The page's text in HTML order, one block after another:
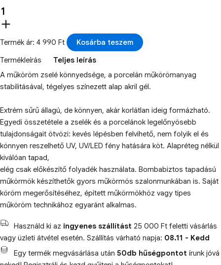
Termék ár: 4 990 Ft
Kosárba teszem
Termékleírás
Teljes leírás
A műköröm zselé könnyedsége, a porcelán műkörömanyag
stabilitásával, tégelyes színezett alap akril gél.
Extrém sűrű állagú, de könnyen, akár korlátlan ideig formázható.
Egyedi összetétele a zselék és a porcelánok legelőnyösebb
tulajdonságait ötvözi: kevés lépésben felvihető, nem folyik el és
könnyen reszelhető UV, UV/LED fény hatására köt. Alapréteg nélkül
kiválóan tapad,
elég csak előkészítő folyadék használata. Bombabiztos tapadású
műkörmök készíthetők gyors műkörmös szalonmunkában is. Saját
köröm megerősítéséhez, épített műkörmökhöz vagy tipes
műköröm technikához egyaránt alkalmas.
Használd ki az ingyenes szállítást 25 000 Ft feletti vásárlás
vagy üzleti átvétel esetén. Szállítás várható napja: 08.11 - Kedd
Egy termék megvásárlása után 50db hűségpontot írunk jóvá